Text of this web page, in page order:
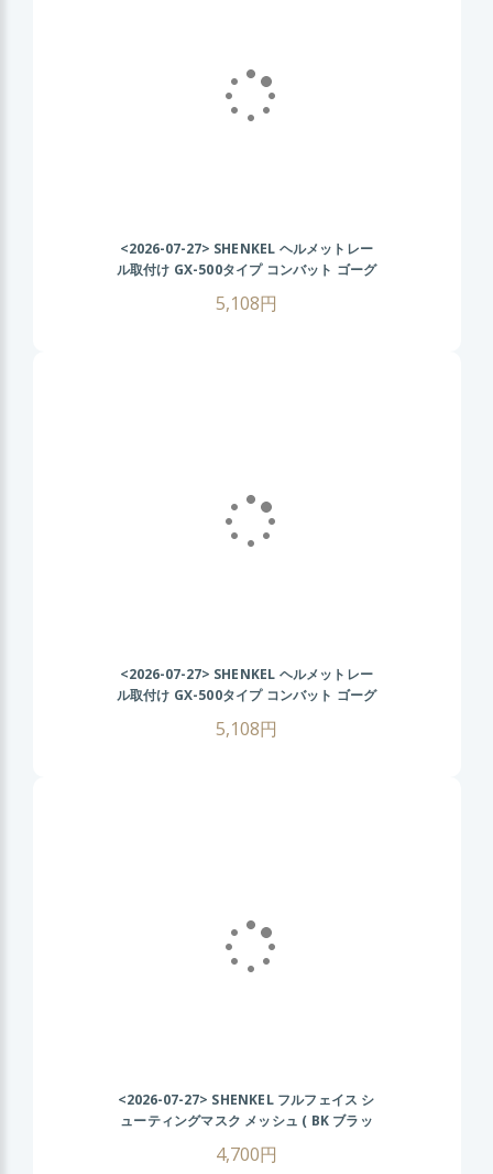
<2026-07-27> SHENKEL ヘルメットレー
ル取付け GX-500タイプ コンバット ゴーグ
バゲー
5,108円
<2026-07-27> SHENKEL ヘルメットレー
ル取付け GX-500タイプ コンバット ゴーグ
バゲー
5,108円
<2026-07-27> SHENKEL フルフェイス シ
ューティングマスク メッシュ ( BK ブラッ
ク ) フェイスガード サバゲー サバイバルゲ
ーム コスプレ
4,700円